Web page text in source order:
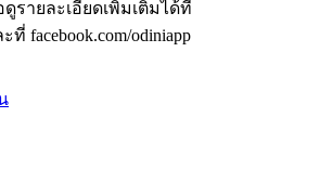
ดูรายละเอียดเพิ่มเติมได้ที่
ที่ facebook.com/odiniapp